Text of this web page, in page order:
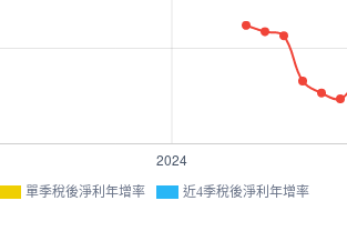
單季稅後淨利年增率 近4季稅後淨利年增率